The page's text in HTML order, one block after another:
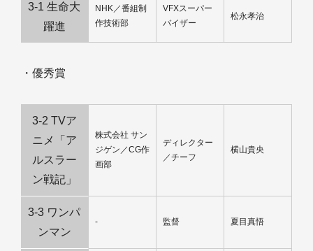
3-1 生命大
躍進
NHK／番組制
作技術部
VFXスーパー
バイザー
松永孝治
・優秀賞
3-2 TVア
ニメ「ア
ルスラー
ン戦記」
株式会社 サン
ジゲン／CG作
画部
ディレクター
／チーフ
横山貴央
3-3 ワンパ
ンマン
- 監督 夏目真悟